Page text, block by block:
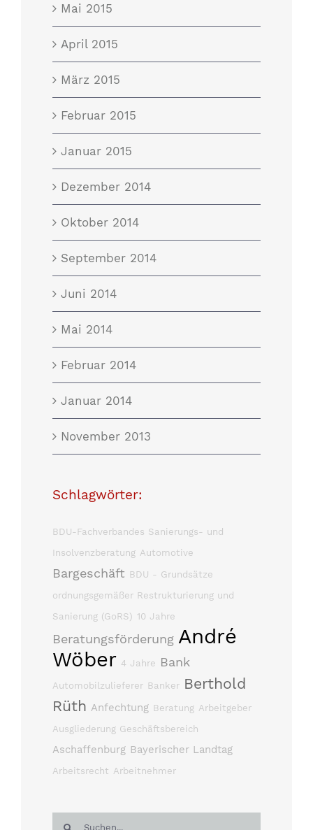
Mai 2015
April 2015
März 2015
Februar 2015
Januar 2015
Dezember 2014
Oktober 2014
September 2014
Juni 2014
Mai 2014
Februar 2014
Januar 2014
November 2013
Schlagwörter:
BDU-Fachverbandes Sanierungs- und
Insolvenzberatung Automotive
Bargeschäft BDU - Grundsätze
ordnungsgemäßer Restrukturierung und
Sanierung (GoRS) 10 Jahre
Beratungsförderung André
Wöber 4 Jahre Bank
Automobilzulieferer Banker Berthold
Rüth Anfechtung Beratung Arbeitgeber
Ausgliederung Geschäftsbereich
Aschaffenburg Bayerischer Landtag
Arbeitsrecht Arbeitnehmer
Suche